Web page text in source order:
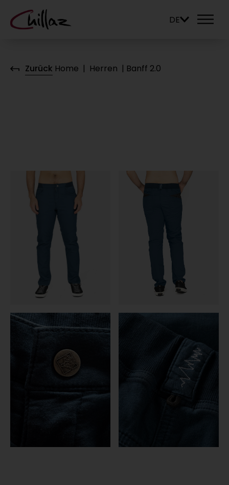
DE
Zurück Home | Herren | Banff 2.0